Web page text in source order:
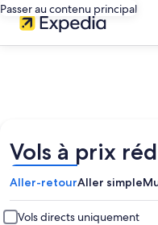
Passer au contenu principal
Vols à prix
Aller-retourAller simple
Vols directs uniquement